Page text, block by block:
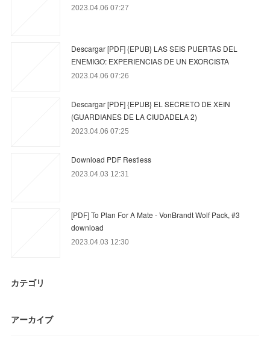
2023.04.06 07:27
Descargar [PDF] {EPUB} LAS SEIS PUERTAS DEL
ENEMIGO: EXPERIENCIAS DE UN EXORCISTA
2023.04.06 07:26
Descargar [PDF] {EPUB} EL SECRETO DE XEIN
(GUARDIANES DE LA CIUDADELA 2)
2023.04.06 07:25
Download PDF Restless
2023.04.03 12:31
[PDF] To Plan For A Mate - VonBrandt Wolf Pack, #3
download
2023.04.03 12:30
カテゴリ
アーカイブ